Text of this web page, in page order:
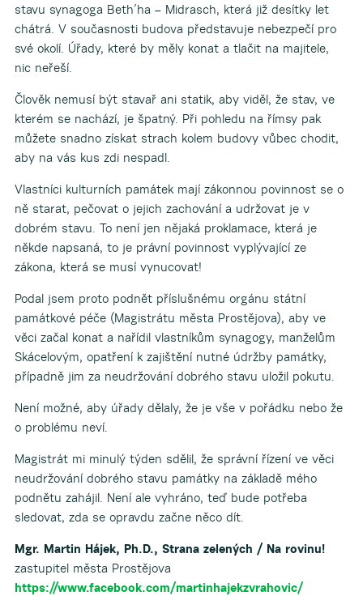
stavu synagoga Beth´ha – Midrasch, která již desítky let
chátrá. V současnosti budova představuje nebezpečí pro
své okolí. Úřady, které by měly konat a tlačit na majitele,
nic neřeší.
Člověk nemusí být stavař ani statik, aby viděl, že stav, ve
kterém se nachází, je špatný. Při pohledu na římsy pak
můžete snadno získat strach kolem budovy vůbec chodit,
aby na vás kus zdi nespadl.
Vlastníci kulturních památek mají zákonnou povinnost se o
ně starat, pečovat o jejich zachování a udržovat je v
dobrém stavu. To není jen nějaká proklamace, která je
někde napsaná, to je právní povinnost vyplývající ze
zákona, která se musí vynucovat!
Podal jsem proto podnět příslušnému orgánu státní
památkové péče (Magistrátu města Prostějova), aby ve
věci začal konat a nařídil vlastníkům synagogy, manželům
Skácelovým, opatření k zajištění nutné údržby památky,
případně jim za neudržování dobrého stavu uložil pokutu.
Není možné, aby úřady dělaly, že je vše v pořádku nebo že
o problému neví.
Magistrát mi minulý týden sdělil, že správní řízení ve věci
neudržování dobrého stavu památky na základě mého
podnětu zahájil. Není ale vyhráno, teď bude potřeba
sledovat, zda se opravdu začne něco dít.
Mgr. Martin Hájek, Ph.D., Strana zelených / Na rovinu!
zastupitel města Prostějova
https://www.facebook.com/martinhajekzvrahovic/